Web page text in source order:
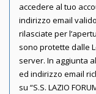
accedere al tuo
indirizzo email
rilasciate per
sono protette dalle
server. In aggiunta
ed indirizzo email
su “S.S. LAZIO